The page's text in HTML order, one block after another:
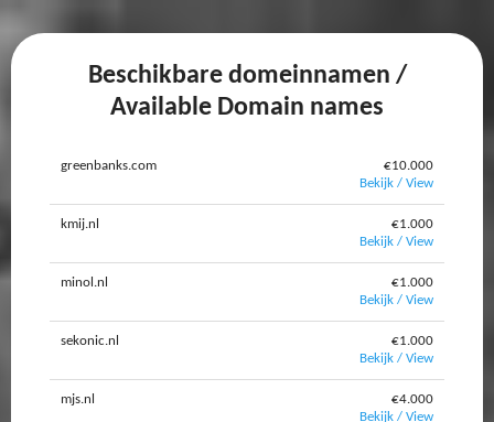
Beschikbare domeinnamen /
Available Domain names
greenbanks.com
€10.000
Bekijk / View
kmij.nl
€1.000
Bekijk / View
minol.nl
€1.000
Bekijk / View
sekonic.nl
€1.000
Bekijk / View
mjs.nl
€4.000
Bekijk / View